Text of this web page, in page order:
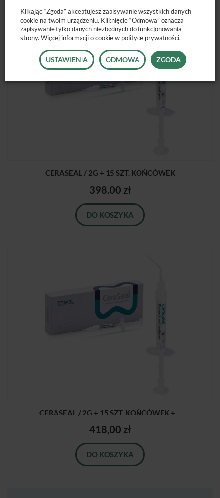
CERASEAL / 2G + 15 SZT. KOŃCÓWEK
398,00 zł
DO KOSZYKA
CERASEAL / 2G + 15 SZT. KOŃCÓWEK + ...
418,00 zł
DO KOSZYKA
Klikając “Zgoda” akceptujesz zapisywanie wszystkich danych
cookie na twoim urządzeniu. Kliknięcie “Odmowa” oznacza
zapisywanie tylko danych niezbędnych do funkcjonowania
strony. Więcej informacji o cookie w polityce prywatności.
USTAWIENIA ODMOWA ZGODA